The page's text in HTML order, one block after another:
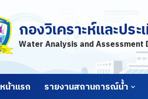
กองวิเคราะห์และปร
Water Analysis and Assessment
หน้าแรก รายงานสถานการณ์น้ำ